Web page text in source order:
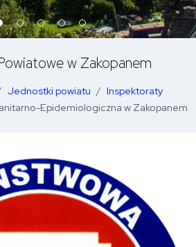
w Zakopanem
Jednostki powiatu
Inspektoraty
Epidemiologiczna w Zakopanem